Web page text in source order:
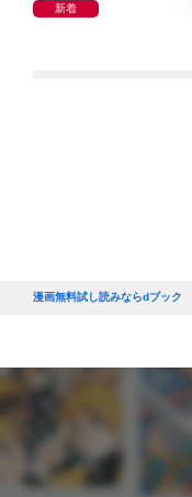
新着
漫画無料試し読みならdブック